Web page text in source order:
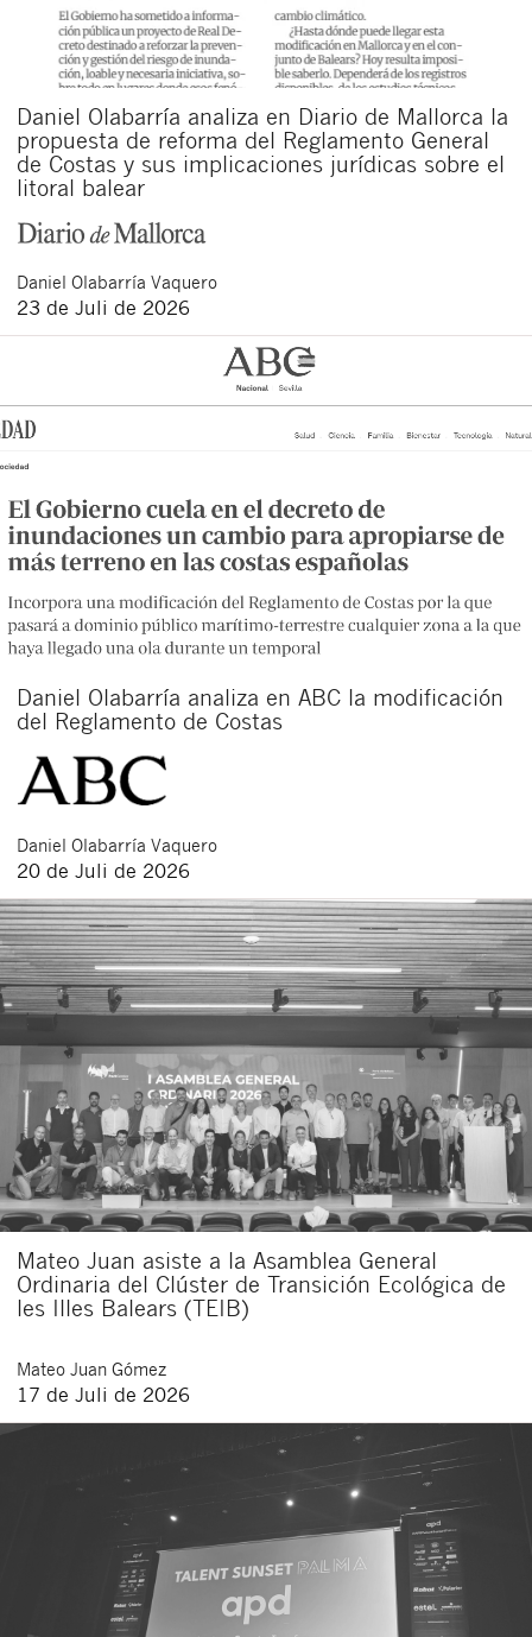
Daniel Olabarría analiza en Diario de Mallorca la
propuesta de reforma del Reglamento General
de Costas y sus implicaciones jurídicas sobre el
litoral balear
Daniel Olabarría Vaquero
23 de Juli de 2026
Daniel Olabarría analiza en ABC la modificación
del Reglamento de Costas
Daniel Olabarría Vaquero
20 de Juli de 2026
Mateo Juan asiste a la Asamblea General
Ordinaria del Clúster de Transición Ecológica de
les Illes Balears (TEIB)
Mateo Juan Gómez
17 de Juli de 2026